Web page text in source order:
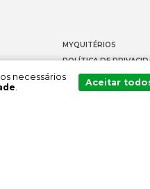
MYQUITÉRIOS
POLÍTICA DE
CONTACTOS
CANAL DE DENÚNCIAS
necessários
. Aceitar